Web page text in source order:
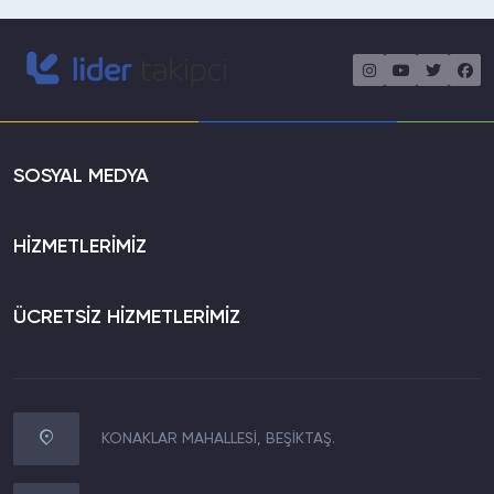
SOSYAL MEDYA
HİZMETLERİMİZ
ÜCRETSİZ HİZMETLERİMİZ
KONAKLAR MAHALLESİ, BEŞİKTAŞ.
WhatsApp İletişim